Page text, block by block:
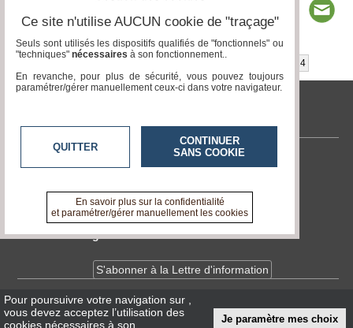
Page 1 / 14 14
tvlocale.fr
Contactez-nous
A propos de tvlocale.fr
Devenir délégué
S'abonner à la Lettre d'information
InfosCNIL/RGPD
Conditions Générales d'Utilisation
Pour poursuivre votre navigation sur
vous devez acceptez l’utilisation des
cookies nécessaires à son
Je paramètre mes choix
Ce site n'utilise AUCUN cookie de "traçage"
Seuls sont utilisés les dispositifs qualifiés de "fonctionnels" ou
"techniques" nécessaires à son fonctionnement..
En revanche, pour plus de sécurité, vous pouvez toujours
paramétrer/gérer manuellement ceux-ci dans votre navigateur.
QUITTER
CONTINUER
SANS COOKIE
En savoir plus sur la confidentialité
et paramétrer/gérer manuellement les cookies